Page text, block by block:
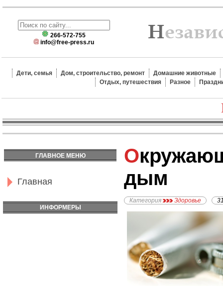
266-572-755
info@free-press.ru
Дети, семья Дом, строительство, ремонт
Домашние животные
Отдых, путешествия
Разное
ГЛАВНОЕ МЕНЮ
Главная
ИНФОРМЕРЫ
Окружающий табачный
дым
Категория Здоровье